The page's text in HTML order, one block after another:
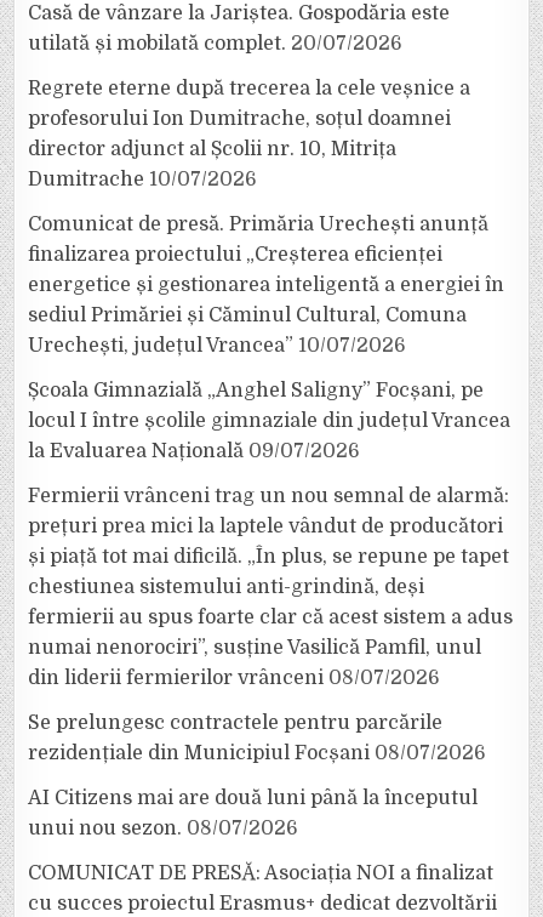
Casă de vânzare la Jariștea. Gospodăria este
utilată și mobilată complet. 20/07/2026
Regrete eterne după trecerea la cele veșnice a
profesorului Ion Dumitrache, soțul doamnei
director adjunct al Școlii nr. 10, Mitrița
Dumitrache 10/07/2026
Comunicat de presă. Primăria Urechești anunță
finalizarea proiectului „Creșterea eficienței
energetice și gestionarea inteligentă a energiei în
sediul Primăriei și Căminul Cultural, Comuna
Urechești, județul Vrancea” 10/07/2026
Școala Gimnazială „Anghel Saligny” Focșani, pe
locul I între școlile gimnaziale din județul Vrancea
la Evaluarea Națională 09/07/2026
Fermierii vrânceni trag un nou semnal de alarmă:
prețuri prea mici la laptele vândut de producători
și piață tot mai dificilă. „În plus, se repune pe tapet
chestiunea sistemului anti-grindină, deși
fermierii au spus foarte clar că acest sistem a adus
numai nenorociri”, susține Vasilică Pamfil, unul
din liderii fermierilor vrânceni 08/07/2026
Se prelungesc contractele pentru parcările
rezidențiale din Municipiul Focșani 08/07/2026
AI Citizens mai are două luni până la începutul
unui nou sezon. 08/07/2026
COMUNICAT DE PRESĂ: Asociația NOI a finalizat
cu succes proiectul Erasmus+ dedicat dezvoltării